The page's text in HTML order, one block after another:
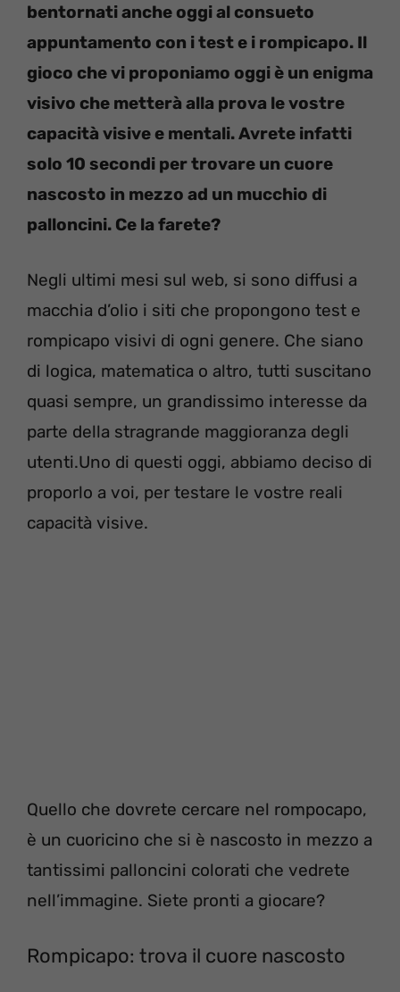
bentornati anche oggi al consueto
appuntamento con i test e i rompicapo. Il
gioco che vi proponiamo oggi è un enigma
visivo che metterà alla prova le vostre
capacità visive e mentali. Avrete infatti
solo 10 secondi per trovare un cuore
nascosto in mezzo ad un mucchio di
palloncini. Ce la farete?
Negli ultimi mesi sul web, si sono diffusi a
macchia d’olio i siti che propongono test e
rompicapo visivi di ogni genere. Che siano
di logica, matematica o altro, tutti suscitano
quasi sempre, un grandissimo interesse da
parte della stragrande maggioranza degli
utenti.Uno di questi oggi, abbiamo deciso di
proporlo a voi, per testare le vostre reali
capacità visive.
Quello che dovrete cercare nel rompocapo,
è un cuoricino che si è nascosto in mezzo a
tantissimi palloncini colorati che vedrete
nell’immagine. Siete pronti a giocare?
Rompicapo: trova il cuore nascosto